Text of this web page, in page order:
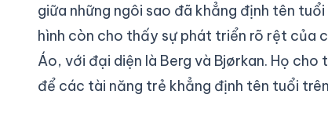
giữa những ngôi sao đã khẳng định tên
hình còn cho thấy sự phát triển rõ rệt của
Áo, với đại diện là Berg và Bjørkan. Họ
để các tài năng trẻ khẳng định tên tuổi